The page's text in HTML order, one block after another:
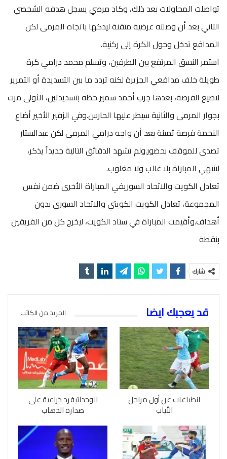
تواصلت المحاولات بعد ذلك، وكاد مرضي يسجل هدفه الشخصي
الثاني بعد أن وصلته عرضية متقنة ليدكها باتجاه المرمى لكن
المدافع تدخل وحول الكرة إلى ركنية.
استمر النسق المرتفع بين الطرفين، وتسلم محمد درامي كرة
طويلة خلف مدافعي الجزيرة لكنه تردد ما بين التسديدة أو التمرير
لتضيع الفرصة، بعدها جرب أحمد سمير حظه بتسديدتين، الأولى مرت
بجوار المرمى والثانية سيطر عليها الحارس.وفي الزفير الأخير أضاع
النجمة فرصة ثمينة بعد أن واجه درامي المرمى لكن عبدالستار
تصدى للموقف بحضور.ولم تشهد الدقائق التالية جديداً يذكر،
لتنتهي المباراة بلا غالب ولا مغلوب.
تعادل الكويت والاتحاد السوريفي المباراة الأخرى ضمن نفس
المجموعة، تعادل الكويت الكويتي والاتحاد السوري بدون
أهداف.وأقيمت المباراة في ستاد الكويت، ليخرج كل من الفريقين
بنقطة
شارك
قد يعجبك ايضا المزيد من الكاتب
انطباعات عن أول مراحل
الأياب
الوحداتيفرد ذراعية على
صدارة الذهاب